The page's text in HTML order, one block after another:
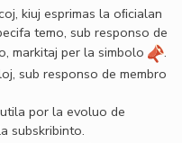
kiuj esprimas la oﬁcialan
temo, sub responso de
markitaj per la simbolo
.
sub responso de membro
por la evoluo de
subskribinto.